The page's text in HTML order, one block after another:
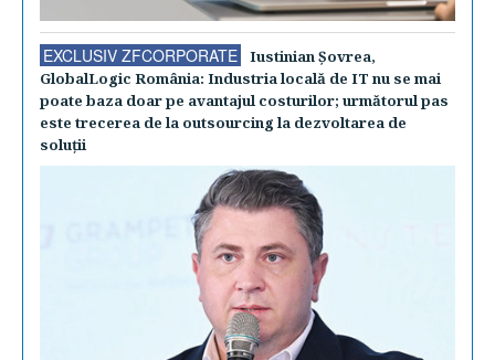
EXCLUSIV ZFCORPORATE
Iustinian Şovrea,
GlobalLogic România: Industria locală de IT nu se mai
poate baza doar pe avantajul costurilor; următorul pas
este trecerea de la outsourcing la dezvoltarea de
soluţii